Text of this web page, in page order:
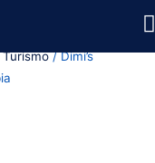
Turismo/ Dimi’s